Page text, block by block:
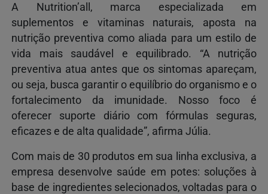
A Nutrition’all, marca especializada em
suplementos e vitaminas naturais, aposta na
nutrição preventiva como aliada para um estilo de
vida mais saudável e equilibrado. “A nutrição
preventiva atua antes que os sintomas apareçam,
ou seja, busca garantir o equilíbrio do organismo e o
fortalecimento da imunidade. Nosso foco é
oferecer suporte diário com fórmulas seguras,
eficazes e de alta qualidade”, afirma Júlia.
Com mais de 30 produtos em sua linha exclusiva, a
empresa desenvolve saúde em potes: soluções à
base de ingredientes selecionados, voltadas para o